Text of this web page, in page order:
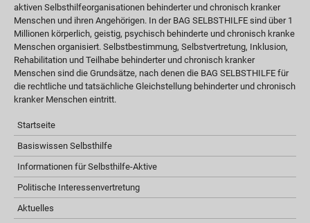
aktiven Selbsthilfeorganisationen behinderter und chronisch kranker
Menschen und ihren Angehörigen. In der BAG SELBSTHILFE sind über 1
Millionen körperlich, geistig, psychisch behinderte und chronisch kranke
Menschen organisiert. Selbstbestimmung, Selbstvertretung, Inklusion,
Rehabilitation und Teilhabe behinderter und chronisch kranker
Menschen sind die Grundsätze, nach denen die BAG SELBSTHILFE für
die rechtliche und tatsächliche Gleichstellung behinderter und chronisch
kranker Menschen eintritt.
Startseite
Basiswissen Selbsthilfe
Informationen für Selbsthilfe-Aktive
Politische Interessenvertretung
Aktuelles